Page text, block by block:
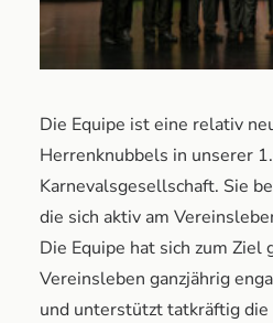
Mitglieder-
Die Equipe ist eine relativ
Herrenknubbels in unserer
Karnevalsgesellschaft. Sie
die sich aktiv am
Die Equipe hat sich zum Ziel
Vereinsleben ganzjährig
und unterstützt tatkräftig die